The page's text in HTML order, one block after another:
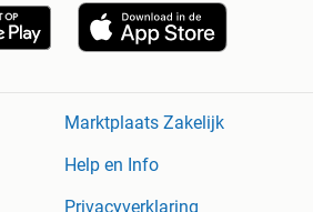
Marktplaats Zakelijk
Help en Info
Privacyverklaring